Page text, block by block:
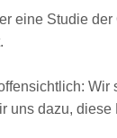
eine Studie
uns dazu,